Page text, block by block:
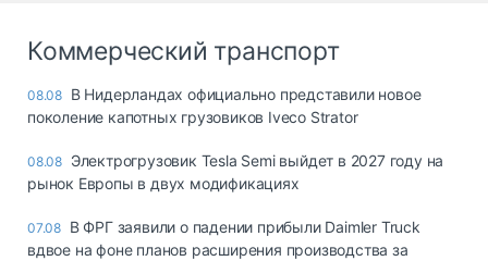
Коммерческий транспорт
08.08 В Нидерландах официально представили новое
поколение капотных грузовиков Iveco Strator
08.08 Электрогрузовик Tesla Semi выйдет в 2027 году на
рынок Европы в двух модификациях
07.08 В ФРГ заявили о падении прибыли Daimler Truck
вдвое на фоне планов расширения производства за